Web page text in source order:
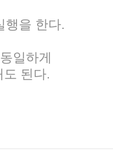
행을 한다.
일하게
도 된다.